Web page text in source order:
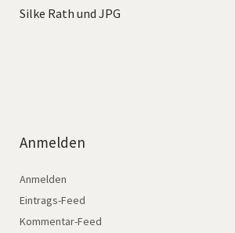
Silke Rath und JPG
Anmelden
Anmelden
Eintrags-Feed
Kommentar-Feed